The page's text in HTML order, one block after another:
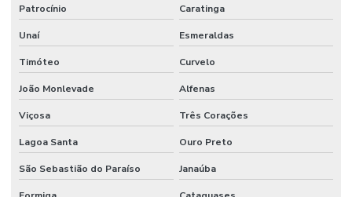
Patrocínio Caratinga
Unaí Esmeraldas
Timóteo Curvelo
João Monlevade Alfenas
Viçosa Três Corações
Lagoa Santa Ouro Preto
São Sebastião do Paraíso Janaúba